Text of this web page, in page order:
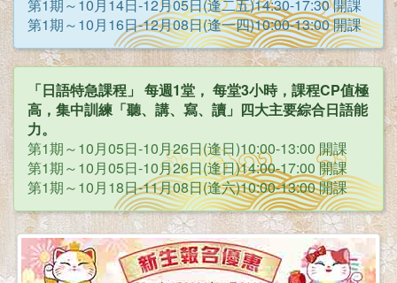
第1期～10月14日-12月05日(逢二五)14:30-17:30 開課
第1期～10月16日-12月08日(逢一四)10:00-13:00 開課
「日語特急課程」 每週1堂， 每堂3小時，課程CP值極
高，集中訓練「聽、講、寫、讀」四大主要綜合日語能
力。
第1期～10月05日-10月26日(逢日)10:00-13:00 開課
第1期～10月05日-10月26日(逢日)14:00-17:00 開課
第1期～10月18日-11月08日(逢六)10:00-13:00 開課